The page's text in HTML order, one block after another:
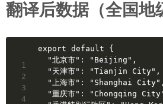
翻译后数据（全国地
1
2
3
4
export default {
  "北京市": "Beijing",
  "天津市": "Tianjin City",
  "上海市": "Shanghai City",
"重庆市": "Chongqing